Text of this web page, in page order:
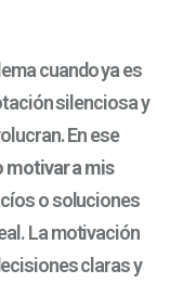
cuando ya es
silenciosa y
En ese
motivar a mis
o soluciones
La motivación
claras y